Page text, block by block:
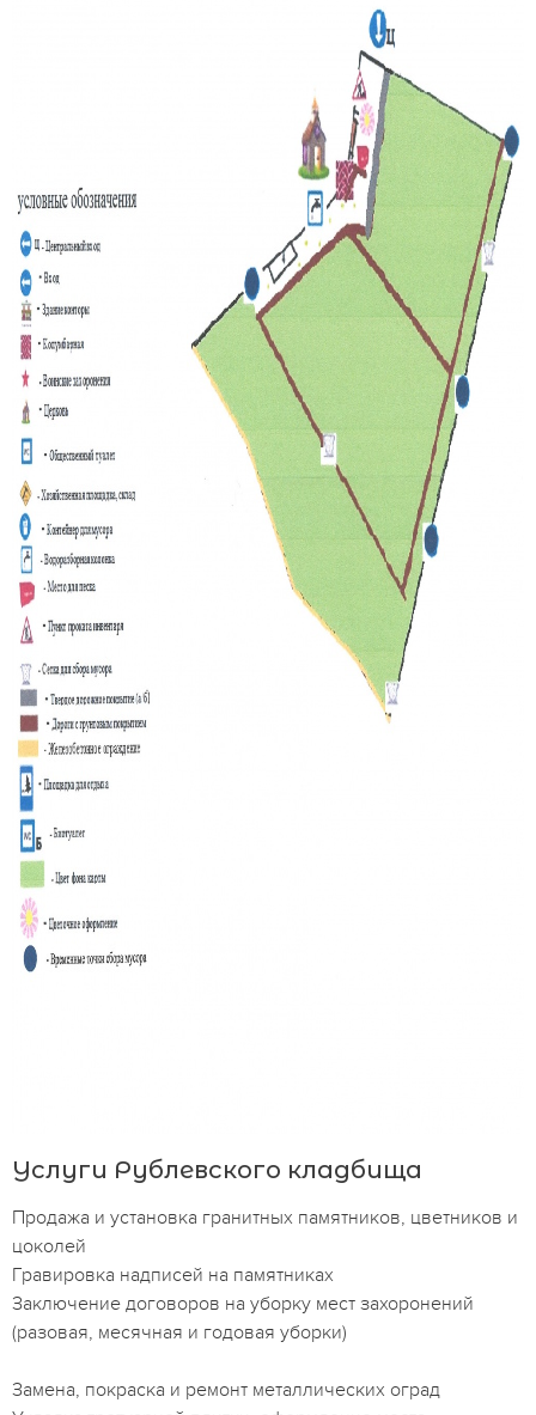
Услуги Рублевского кладбища
Продажа и установка гранитных памятников, цветников и
цоколей
Гравировка надписей на памятниках
Заключение договоров на уборку мест захоронений
(разовая, месячная и годовая уборки)
Замена, покраска и ремонт металлических оград